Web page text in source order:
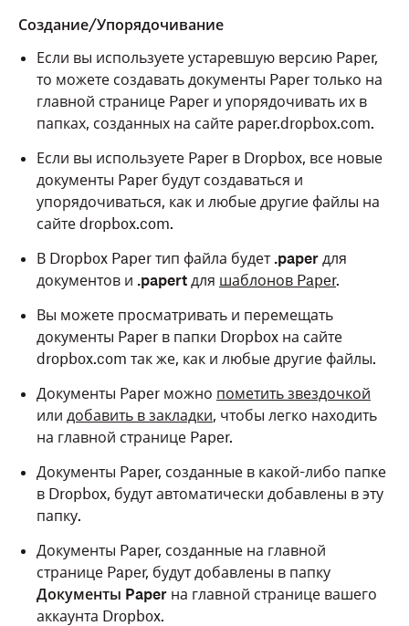
Создание/Упорядочивание
Если вы используете устаревшую версию Paper,
то можете создавать документы Paper только на
главной странице Paper и упорядочивать их в
папках, созданных на сайте paper.dropbox.com.
Если вы используете Paper в Dropbox, все новые
документы Paper будут создаваться и
упорядочиваться, как и любые другие файлы на
сайте dropbox.com.
В Dropbox Paper тип файла будет .paper для
документов и .papert для шаблонов Paper.
Вы можете просматривать и перемещать
документы Paper в папки Dropbox на сайте
dropbox.com так же, как и любые другие файлы.
Документы Paper можно пометить звездочкой
или добавить в закладки, чтобы легко находить
на главной странице Paper.
Документы Paper, созданные в какой-либо папке
в Dropbox, будут автоматически добавлены в эту
папку.
Документы Paper, созданные на главной
странице Paper, будут добавлены в папку
Документы Paper на главной странице вашего
аккаунта Dropbox.